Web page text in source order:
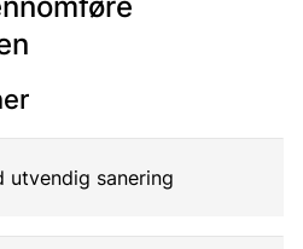
utvendig sanering